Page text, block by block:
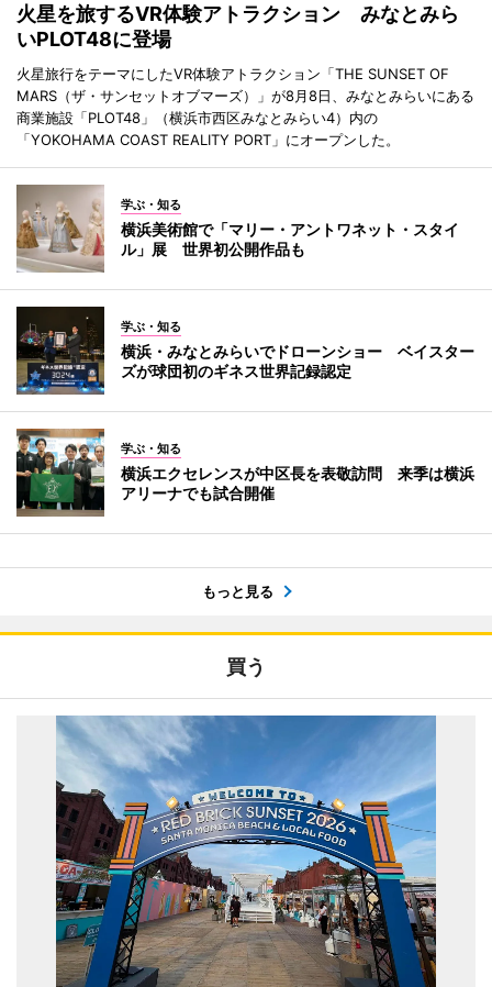
火星を旅するVR体験アトラクション みなとみら
いPLOT48に登場
火星旅行をテーマにしたVR体験アトラクション「THE SUNSET OF
MARS（ザ・サンセットオブマーズ）」が8月8日、みなとみらいにある
商業施設「PLOT48」（横浜市西区みなとみらい4）内の
「YOKOHAMA COAST REALITY PORT」にオープンした。
学ぶ・知る
横浜美術館で「マリー・アントワネット・スタイ
ル」展 世界初公開作品も
学ぶ・知る
横浜・みなとみらいでドローンショー ベイスター
ズが球団初のギネス世界記録認定
学ぶ・知る
横浜エクセレンスが中区長を表敬訪問 来季は横浜
アリーナでも試合開催
もっと見る
買う